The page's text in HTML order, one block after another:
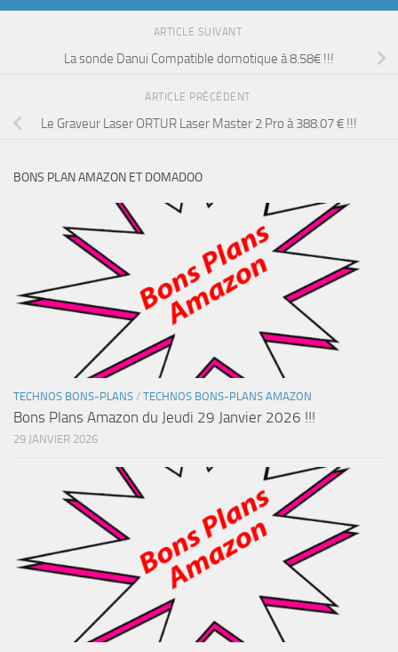
ARTICLE SUIVANT
La sonde Danui Compatible domotique à 8.58€ !!!
ARTICLE PRÉCÉDENT
Le Graveur Laser ORTUR Laser Master 2 Pro à 388.07 € !!!
BONS PLAN AMAZON ET DOMADOO
TECHNOS BONS-PLANS / TECHNOS BONS-PLANS AMAZON
Bons Plans Amazon du Jeudi 29 Janvier 2026 !!!
29 JANVIER 2026